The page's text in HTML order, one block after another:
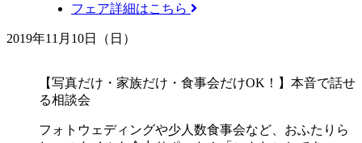
フェア詳細はこちら
2019年11月10日（日）
【写真だけ・家族だけ・食事会だけOK！】本音で話せ
る相談会
フォトウェディングや少人数食事会など、おふたりら